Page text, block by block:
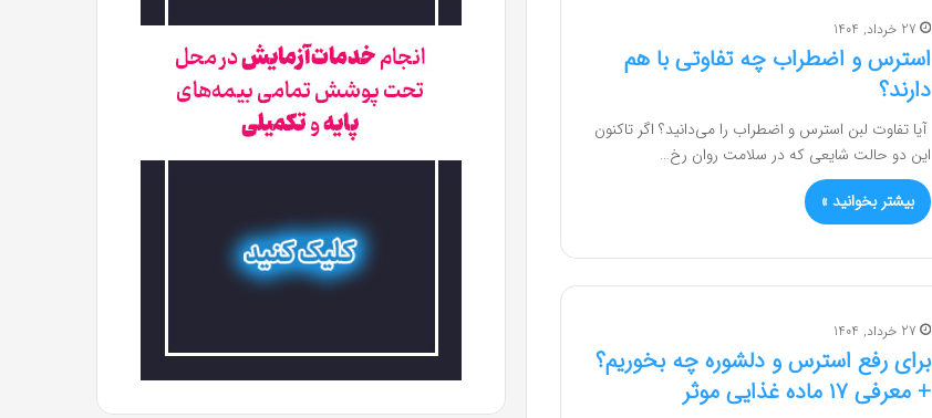
27 خرداد, 1404
استرس و اضطراب چه تفاوتی با هم
دارند؟
‌ آیا تفاوت لبن استرس و اضطراب را می‌دانید؟ اگر تاکنون
این دو حالت شایعی که در سلامت روان رخ…
بیشتر بخوانید »
27 خرداد, 1404
برای رفع استرس و دلشوره چه بخوریم؟
+ معرفی ۱۷ ماده غذایی موثر